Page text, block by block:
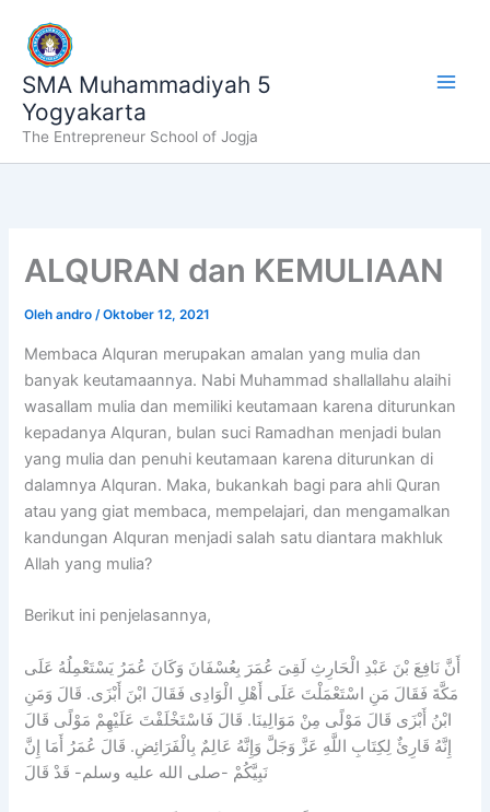
konten
SMA Muhammadiyah 5
Yogyakarta
The Entrepreneur School of Jogja
ALQURAN dan KEMULIAAN
Olehandro/Oktober 12, 2021
Membaca Alquran merupakan amalan yang mulia dan
banyak keutamaannya. Nabi Muhammad shallallahu alaihi
wasallam mulia dan memiliki keutamaan karena diturunkan
kepadanya Alquran, bulan suci Ramadhan menjadi bulan
yang mulia dan penuhi keutamaan karena diturunkan di
dalamnya Alquran. Maka, bukankah bagi para ahli Quran
atau yang giat membaca, mempelajari, dan mengamalkan
kandungan Alquran menjadi salah satu diantara makhluk
Allah yang mulia?
Berikut ini penjelasannya,
أَنَّ نَافِعَ بْنَ عَبْدِ الْحَارِثِ لَقِىَ عُمَرَ بِعُسْفَانَ وَكَانَ عُمَرُ يَسْتَعْمِلُهُ عَلَى
مَكَّةَ فَقَالَ مَنِ اسْتَعْمَلْتَ عَلَى أَهْلِ الْوَادِى فَقَالَ ابْنَ أَبْزَى. قَالَ وَمَنِ
ابْنُ أَبْزَى قَالَ مَوْلًى مِنْ مَوَالِينَا. قَالَ فَاسْتَخْلَفْتَ عَلَيْهِمْ مَوْلًى قَالَ
إِنَّهُ قَارِئٌ لِكِتَابِ اللَّهِ عَزَّ وَجَلَّ وَإِنَّهُ عَالِمٌ بِالْفَرَائِضِ. قَالَ عُمَرُ أَمَا إِنَّ
نَبِيَّكُمْ -صلى الله عليه وسلم- قَدْ قَالَ